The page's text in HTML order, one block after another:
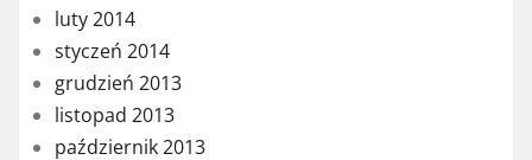
luty 2014
styczeń 2014
grudzień 2013
listopad 2013
październik 2013